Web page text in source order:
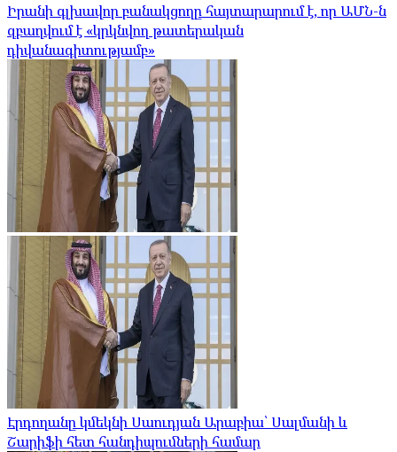
Իրանի գլխավոր բանակցողը հայտարարում է, որ ԱՄՆ-ն
զբաղվում է «կրկնվող թատերական
դիվանագիտությամբ»
Էրդողանը կմեկնի Սաուդյան Արաբիա՝ Սալմանի և
Շարիֆի հետ հանդիպումների համար